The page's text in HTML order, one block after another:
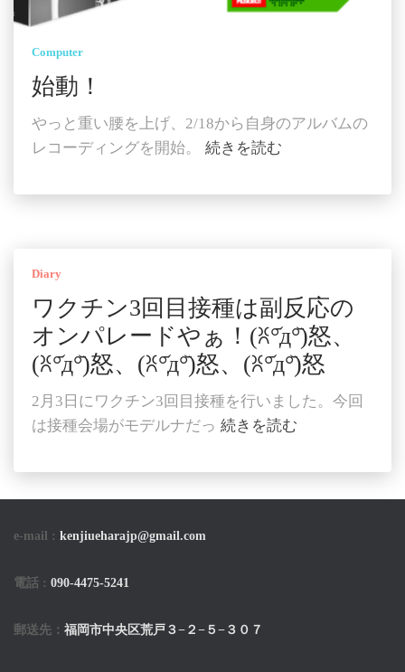
Computer
始動！
やっと重い腰を上げ、2/18から自身のアルバムの
レコーディングを開始。
続きを読む
Diary
ワクチン3回目接種は副反応の
オンパレードやぁ！(ꐦ°᷄д°᷅)怒、
(ꐦ°᷄д°᷅)怒、(ꐦ°᷄д°᷅)怒、(ꐦ°᷄д°᷅)怒
2月3日にワクチン3回目接種を行いました。今回
は接種会場がモデルナだっ 続きを読む
e-mail : kenjiueharajp@gmail.com
電話 : 090-4475-5241
郵送先： 福岡市中央区荒戸３−２−５−３０７